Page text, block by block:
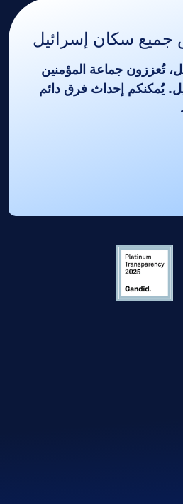
سكان إسرائيل
تُعززون جماعة المؤمنين
يُمكنكم إحداث فرق دائم